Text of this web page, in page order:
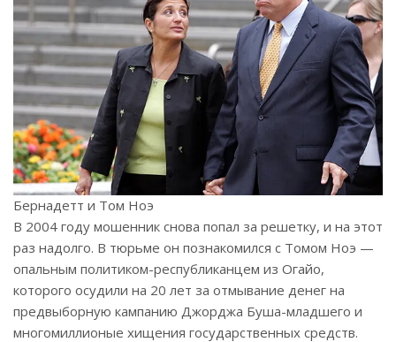
Бернадетт и Том Ноэ
В 2004 году мошенник снова попал за решетку, и на этот
раз надолго. В тюрьме он познакомился с Томом Ноэ —
опальным политиком-республиканцем из Огайо,
которого осудили на 20 лет за отмывание денег на
предвыборную кампанию Джорджа Буша-младшего и
многомиллионые хищения государственных средств.